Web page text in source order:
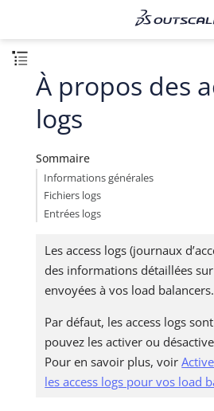
À propos des
logs
Sommaire
Informations générales
Fichiers logs
Entrées logs
Les access logs (journaux
des informations détaillées
envoyées à vos load balancers.
Par défaut, les access logs
pouvez les activer ou
Pour en savoir plus, voir
les access logs pour vos load